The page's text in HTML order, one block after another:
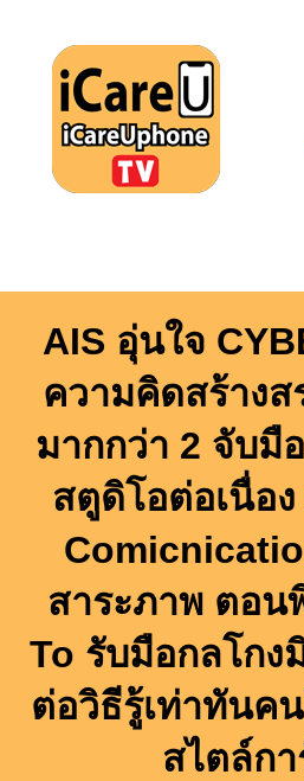
content
AIS อุ่นใจ
ความคิดสร้างส
มากกว่า 2 จับมื
สตูดิโอต่อเนื่อ
สาระภาพ ตอน
To รับมือกลโกง
ต่อวิธีรู้เท่าทันค
สไตล์ก